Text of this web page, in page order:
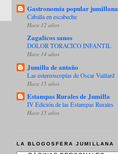
Gastronomía popular jumillana
Caballa en escabeche
Hace 12 años
Zagalicos sanos
DOLOR TORACICO INFANTIL
Hace 14 años
Jumilla de antaño
Las estereoscopías de Oscar Vaillard
Hace 15 años
Estampas Rurales de Jumilla
IV Edición de las Estampas Rurales
Hace 15 años
LA BLOGOSFERA JUMILLANA